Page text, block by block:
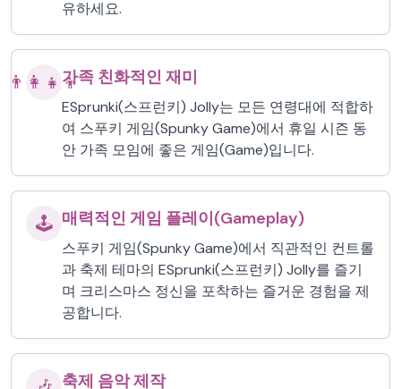
유하세요.
👨‍👩‍👧‍👦가족 친화적인 재미
ESprunki(스프런키) Jolly는 모든 연령대에 적합하
여 스푸키 게임(Spunky Game)에서 휴일 시즌 동
안 가족 모임에 좋은 게임(Game)입니다.
🕹️ 매력적인 게임 플레이(Gameplay)
스푸키 게임(Spunky Game)에서 직관적인 컨트롤
과 축제 테마의 ESprunki(스프런키) Jolly를 즐기
며 크리스마스 정신을 포착하는 즐거운 경험을 제
공합니다.
축제 음악 제작